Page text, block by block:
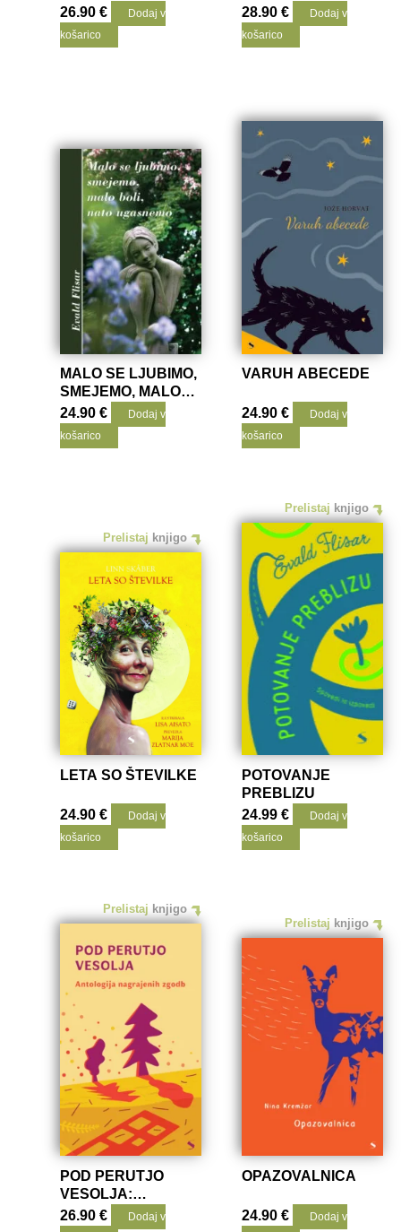
26.90€
Dodaj v
košarico
SLONOV
28.90€
Dodaj v
košarico
MALO SE LJUBIMO,
SMEJEMO, MALO
BOLI, NATO
UGASNEMO
24.90€
Dodaj v
košarico
VARUH ABECEDE
24.90€
Dodaj v
košarico
Prelistaj knjigo
LETA SO ŠTEVILKE
24.90€
Dodaj v
košarico
Prelistaj knjigo
POTOVANJE
PREBLIZU
24.99€
Dodaj v
košarico
Prelistaj knjigo
POD PERUTJO
VESOLJA:
ANTOLOGIJA
26.90€
Dodaj v
Prelistaj knjigo
OPAZOVALNICA
24.90€
Dodaj v